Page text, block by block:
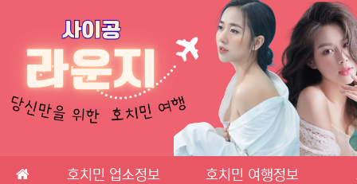
메인 메뉴호치민 업소정보 호치민 여행정보